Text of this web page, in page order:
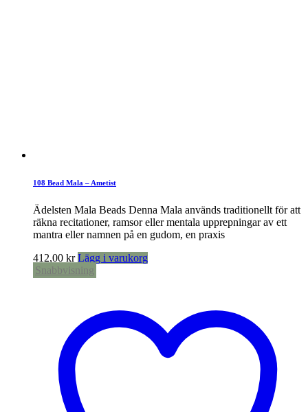
108 Bead Mala – Ametist
Ädelsten Mala Beads Denna Mala används traditionellt för att
räkna recitationer, ramsor eller mentala upprepningar av ett
mantra eller namnen på en gudom, en praxis
412,00 kr Lägg i varukorg
Snabbvisning